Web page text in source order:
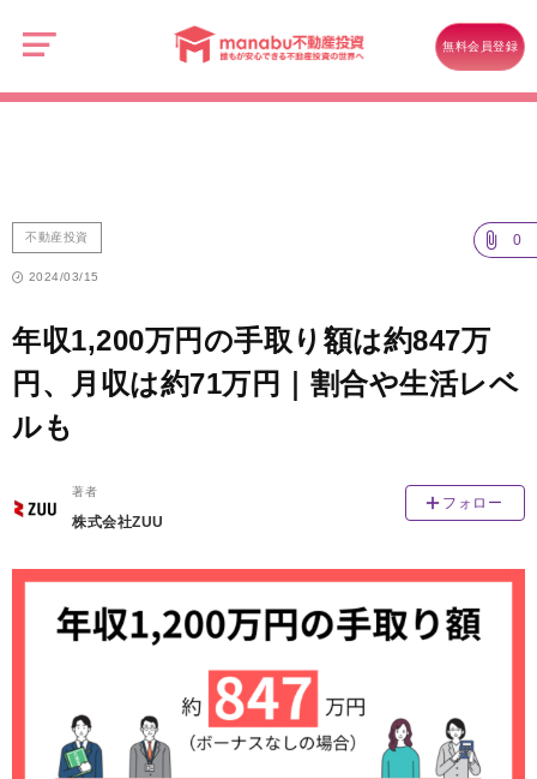
無料会員登録
年収1,200万円の手取り額は約847万円、月収は約71万円｜割合や生活レ
不動産投資 0
2024/03/15
年収1,200万円の手取り額は約847万
円、月収は約71万円｜割合や生活レベ
ルも
著者
株式会社ZUU
フォロー